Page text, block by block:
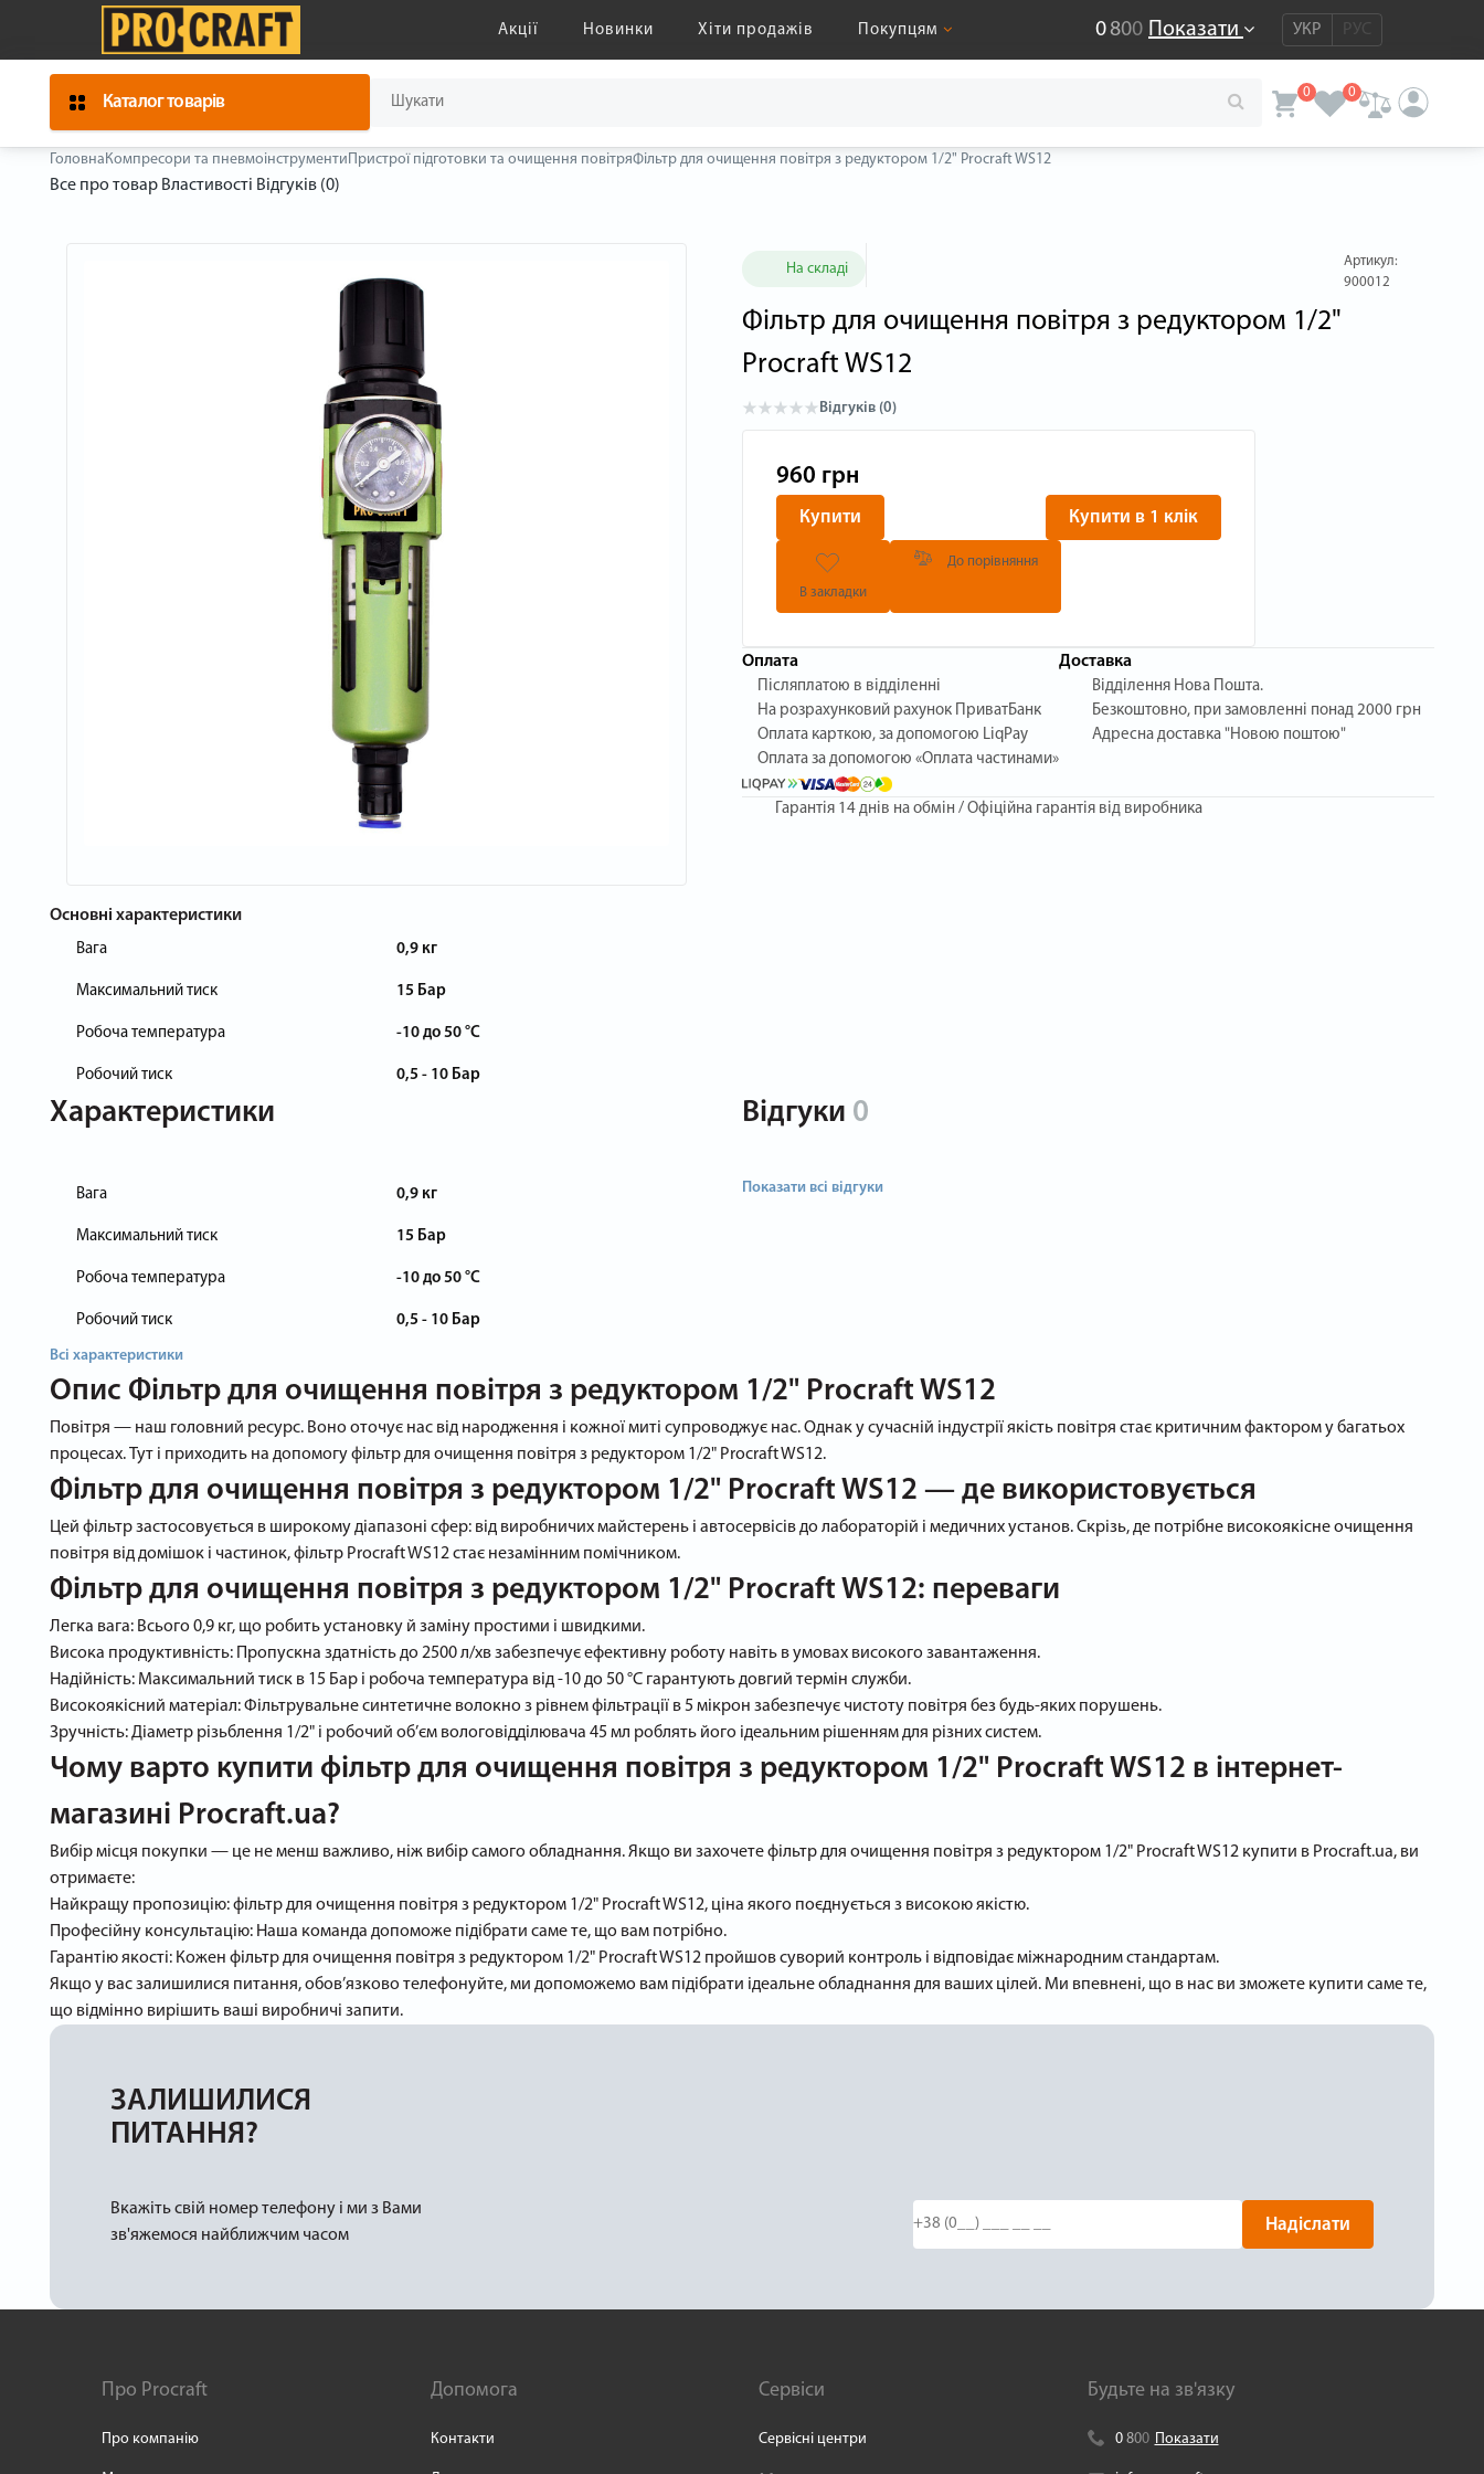
Акції Новинки Хіти продажів Покупцям 0800 Показати УКР РУС
Каталог товарів
0 0
ГоловнаКомпресори та пневмоінструментиПристрої підготовки та очищення повітряФільтр для очищення повітря з редуктором 1/2" Procraft WS12
Все про товар Властивості Відгуків (0)
Основні характеристики
Вага 0,9 кг
Максимальний тиск 15 Бар
Робоча температура -10 до 50 °C
Робочий тиск 0,5 - 10 Бар
На складі
Артикул:
900012
Фільтр для очищення повітря з редуктором 1/2"
Procraft WS12
Відгуків (0)
960 грн
Купити Купити в 1 клік
В закладки
До порівняння
Оплата
Післяплатою в відділенні
На розрахунковий рахунок ПриватБанк
Оплата карткою, за допомогою LiqPay
Оплата за допомогою «Оплата частинами»
Доставка
Відділення Нова Пошта.
Безкоштовно, при замовленні понад 2000 грн
Адресна доставка "Новою поштою"
Гарантія 14 днів на обмін / Офіційна гарантія від виробника
Характеристики
Вага 0,9 кг
Максимальний тиск 15 Бар
Робоча температура -10 до 50 °C
Робочий тиск 0,5 - 10 Бар
Всі характеристики
Відгуки 0
Показати всі відгуки
Опис Фільтр для очищення повітря з редуктором 1/2" Procraft WS12
Повітря — наш головний ресурс. Воно оточує нас від народження і кожної миті супроводжує нас. Однак у сучасній індустрії якість повітря стає критичним фактором у багатьох
процесах. Тут і приходить на допомогу фільтр для очищення повітря з редуктором 1/2" Procraft WS12.
Фільтр для очищення повітря з редуктором 1/2" Procraft WS12 — де використовується
Цей фільтр застосовується в широкому діапазоні сфер: від виробничих майстерень і автосервісів до лабораторій і медичних установ. Скрізь, де потрібне високоякісне очищення
повітря від домішок і частинок, фільтр Procraft WS12 стає незамінним помічником.
Фільтр для очищення повітря з редуктором 1/2" Procraft WS12: переваги
Легка вага: Всього 0,9 кг, що робить установку й заміну простими і швидкими.
Висока продуктивність: Пропускна здатність до 2500 л/хв забезпечує ефективну роботу навіть в умовах високого завантаження.
Надійність: Максимальний тиск в 15 Бар і робоча температура від -10 до 50 °C гарантують довгий термін служби.
Високоякісний матеріал: Фільтрувальне синтетичне волокно з рівнем фільтрації в 5 мікрон забезпечує чистоту повітря без будь-яких порушень.
Зручність: Діаметр різьблення 1/2" і робочий об’єм вологовідділювача 45 мл роблять його ідеальним рішенням для різних систем.
Чому варто купити фільтр для очищення повітря з редуктором 1/2" Procraft WS12 в інтернет-
магазині Procraft.ua?
Вибір місця покупки — це не менш важливо, ніж вибір самого обладнання. Якщо ви захочете фільтр для очищення повітря з редуктором 1/2" Procraft WS12 купити в Procraft.ua, ви
отримаєте:
Найкращу пропозицію: фільтр для очищення повітря з редуктором 1/2" Procraft WS12, ціна якого поєднується з високою якістю.
Професійну консультацію: Наша команда допоможе підібрати саме те, що вам потрібно.
Гарантію якості: Кожен фільтр для очищення повітря з редуктором 1/2" Procraft WS12 пройшов суворий контроль і відповідає міжнародним стандартам.
Якщо у вас залишилися питання, обов’язково телефонуйте, ми допоможемо вам підібрати ідеальне обладнання для ваших цілей. Ми впевнені, що в нас ви зможете купити саме те,
що відмінно вирішить ваші виробничі запити.
ЗАЛИШИЛИСЯ
ПИТАННЯ?
Вкажіть свій номер телефону і ми з Вами
зв'яжемося найближчим часом
Надіслати
Про Procraft
Про компанію
Допомога
Контакти
Сервіси
Сервісні центри
Будьте на зв'язку
0 800 Показати